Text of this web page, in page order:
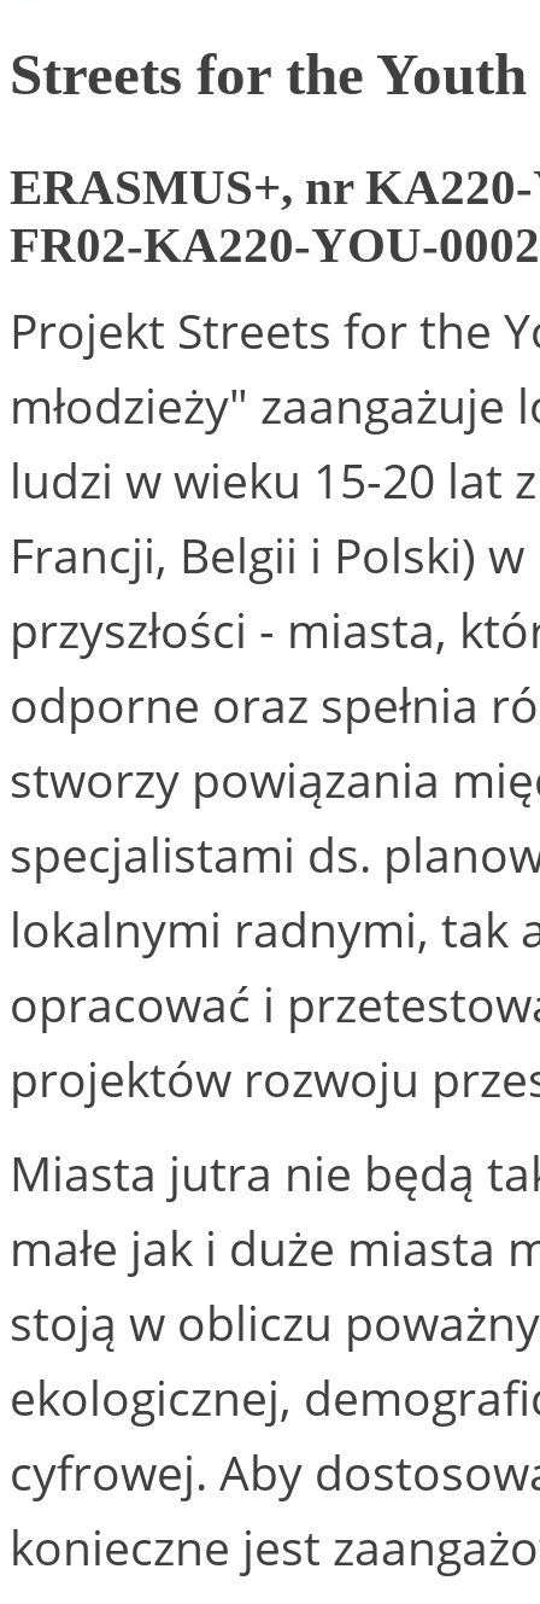
Streets for the Youth
ERASMUS+, nr
FR02-KA220-YOU-
Projekt Streets for the
młodzieży" zaangażuje
ludzi w wieku 15-20 lat
Francji, Belgii i Polski)
przyszłości - miasta,
odporne oraz spełnia
stworzy powiązania
specjalistami ds.
lokalnymi radnymi, tak
opracować i
projektów rozwoju
Miasta jutra nie będą
małe jak i duże miasta
stoją w obliczu
ekologicznej,
cyfrowej. Aby
konieczne jest